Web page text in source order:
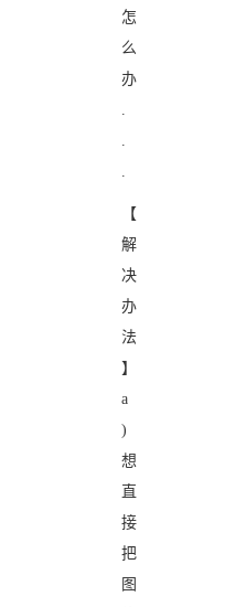
怎
么
办
【
解
决
办
法
】
a
)
想
直
接
把
图